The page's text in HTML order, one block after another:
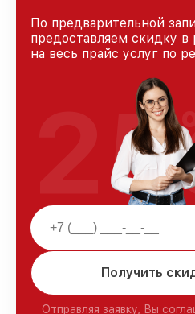
По предварительной
предоставляем скидку в
на весь прайс услуг по
Получить
Отправляя заявку, Вы
25